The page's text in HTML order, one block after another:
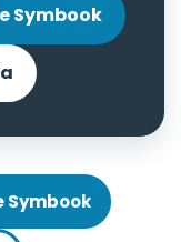
Symbook
Symbook